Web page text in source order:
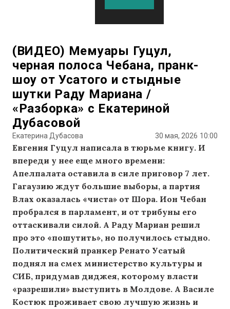
(ВИДЕО) Мемуары Гуцул,
черная полоса Чебана, пранк-
шоу от Усатого и стыдные
шутки Раду Мариана /
«Разборка» с Екатериной
Дубасовой
Екатерина Дубасова 30 мая, 2026 10:00
Евгения Гуцул написала в тюрьме книгу. И
впереди у нее еще много времени:
Апелпалата оставила в силе приговор 7 лет.
Гагаузию ждут большие выборы, а партия
Влах оказалась «чиста» от Шора. Ион Чебан
пробрался в парламент, и от трибуны его
оттаскивали силой. А Раду Мариан решил
про это «пошутить», но получилось стыдно.
Политический пранкер Ренато Усатый
поднял на смех министерство культуры и
СИБ, придумав диджея, которому власти
«разрешили» выступить в Молдове. А Василе
Костюк проживает свою лучшую жизнь и